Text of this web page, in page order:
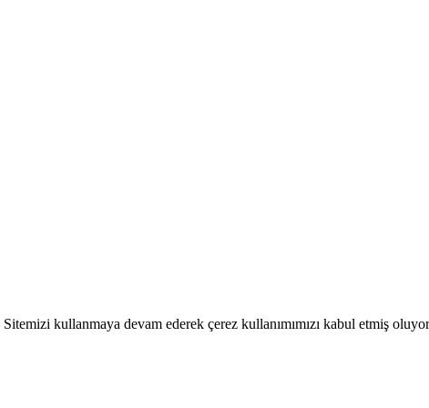
kullanmaya devam ederek çerez kullanımımızı kabul etmiş